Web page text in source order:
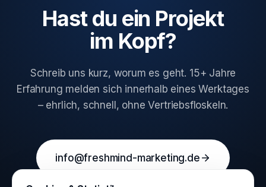
Hast du ein Projekt
im Kopf?
Schreib uns kurz, worum es geht. 15+ Jahre
Erfahrung melden sich innerhalb eines Werktages
– ehrlich, schnell, ohne Vertriebsfloskeln.
info@freshmind-marketing.de